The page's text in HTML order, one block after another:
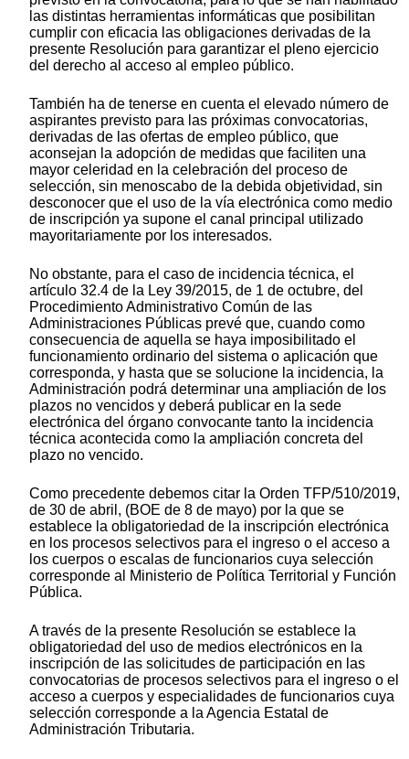
las distintas herramientas informáticas que posibilitan
cumplir con eficacia las obligaciones derivadas de la
presente Resolución para garantizar el pleno ejercicio
del derecho al acceso al empleo público.
También ha de tenerse en cuenta el elevado número de
aspirantes previsto para las próximas convocatorias,
derivadas de las ofertas de empleo público, que
aconsejan la adopción de medidas que faciliten una
mayor celeridad en la celebración del proceso de
selección, sin menoscabo de la debida objetividad, sin
desconocer que el uso de la vía electrónica como medio
de inscripción ya supone el canal principal utilizado
mayoritariamente por los interesados.
No obstante, para el caso de incidencia técnica, el
artículo 32.4 de la Ley 39/2015, de 1 de octubre, del
Procedimiento Administrativo Común de las
Administraciones Públicas prevé que, cuando como
consecuencia de aquella se haya imposibilitado el
funcionamiento ordinario del sistema o aplicación que
corresponda, y hasta que se solucione la incidencia, la
Administración podrá determinar una ampliación de los
plazos no vencidos y deberá publicar en la sede
electrónica del órgano convocante tanto la incidencia
técnica acontecida como la ampliación concreta del
plazo no vencido.
Como precedente debemos citar la Orden TFP/510/2019,
de 30 de abril, (BOE de 8 de mayo) por la que se
establece la obligatoriedad de la inscripción electrónica
en los procesos selectivos para el ingreso o el acceso a
los cuerpos o escalas de funcionarios cuya selección
corresponde al Ministerio de Política Territorial y Función
Pública.
A través de la presente Resolución se establece la
obligatoriedad del uso de medios electrónicos en la
inscripción de las solicitudes de participación en las
convocatorias de procesos selectivos para el ingreso o el
acceso a cuerpos y especialidades de funcionarios cuya
selección corresponde a la Agencia Estatal de
Administración Tributaria.